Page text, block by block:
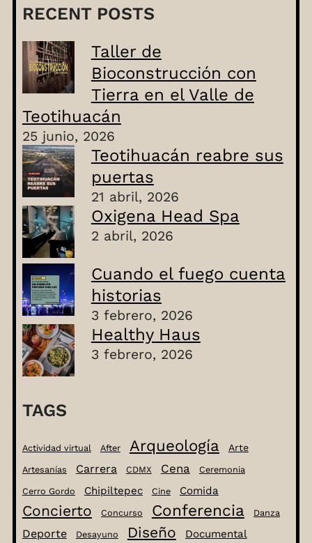
RECENT POSTS
Taller de
Bioconstrucción con
Tierra en el Valle de
Teotihuacán
25 junio, 2026
Teotihuacán reabre sus
puertas
21 abril, 2026
Oxigena Head Spa
2 abril, 2026
Cuando el fuego cuenta
historias
3 febrero, 2026
Healthy Haus
3 febrero, 2026
TAGS
Actividad virtual After Arqueología Arte
Artesanías Carrera CDMX Cena Ceremonia
Cerro Gordo Chipiltepec Cine Comida
Concierto Concurso Conferencia Danza
Deporte Desayuno Diseño Documental